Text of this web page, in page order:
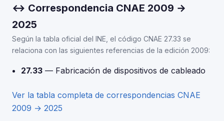
↔ Correspondencia CNAE 2009 →
2025
Según la tabla oficial del INE, el código CNAE 27.33 se
relaciona con las siguientes referencias de la edición 2009:
27.33— Fabricación de dispositivos de cableado
Ver la tabla completa de correspondencias CNAE
2009 → 2025